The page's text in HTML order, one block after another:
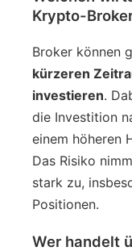
Krypto-
Broker können
kürzeren
investieren.
die Investition
einem höheren
Das Risiko
stark zu,
Positionen.
Wer handelt